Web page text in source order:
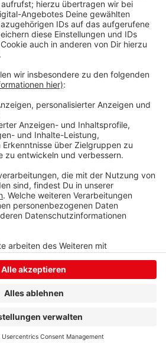
den Lockerungen sind die
dass es über
einen „kulturellen Restart“
sich kein Besucher Sorgen um
muss. Der Vorverkauf läuft
bekannten